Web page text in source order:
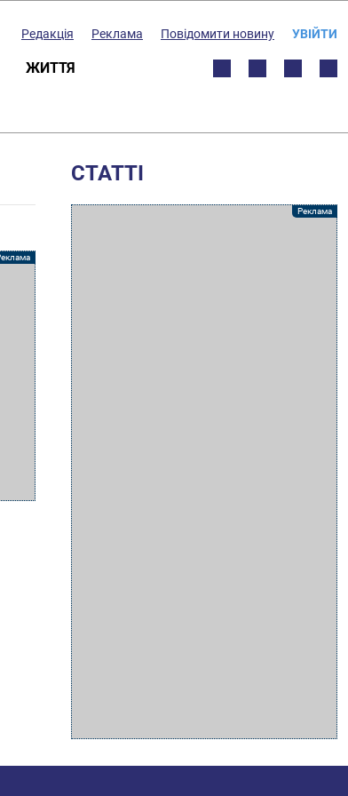
Редакція Реклама Повідомити новину УВІЙТИ
ЖИТТЯ
СТАТТІ